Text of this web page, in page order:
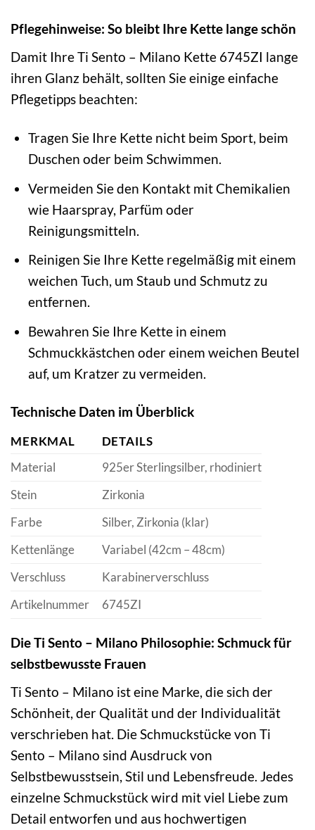
Pflegehinweise: So bleibt Ihre Kette lange schön
Damit Ihre Ti Sento – Milano Kette 6745ZI lange
ihren Glanz behält, sollten Sie einige einfache
Pflegetipps beachten:
Tragen Sie Ihre Kette nicht beim Sport, beim
Duschen oder beim Schwimmen.
Vermeiden Sie den Kontakt mit Chemikalien
wie Haarspray, Parfüm oder
Reinigungsmitteln.
Reinigen Sie Ihre Kette regelmäßig mit einem
weichen Tuch, um Staub und Schmutz zu
entfernen.
Bewahren Sie Ihre Kette in einem
Schmuckkästchen oder einem weichen Beutel
auf, um Kratzer zu vermeiden.
Technische Daten im Überblick
MERKMAL
DETAILS
Material
925er Sterlingsilber, rhodiniert
Stein
Zirkonia
Farbe
Silber, Zirkonia (klar)
Kettenlänge
Variabel (42cm – 48cm)
Verschluss
Karabinerverschluss
Artikelnummer
6745ZI
Die Ti Sento – Milano Philosophie: Schmuck für
selbstbewusste Frauen
Ti Sento – Milano ist eine Marke, die sich der
Schönheit, der Qualität und der Individualität
verschrieben hat. Die Schmuckstücke von Ti
Sento – Milano sind Ausdruck von
Selbstbewusstsein, Stil und Lebensfreude. Jedes
einzelne Schmuckstück wird mit viel Liebe zum
Detail entworfen und aus hochwertigen